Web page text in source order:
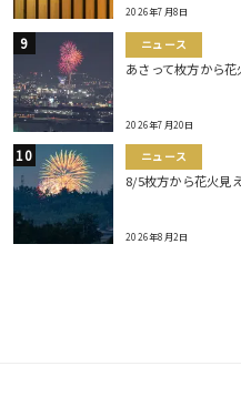
2026年7月8日
ニュース
あさって枚方から
2026年7月20日
ニュース
8/5枚方から花火見
2026年8月2日